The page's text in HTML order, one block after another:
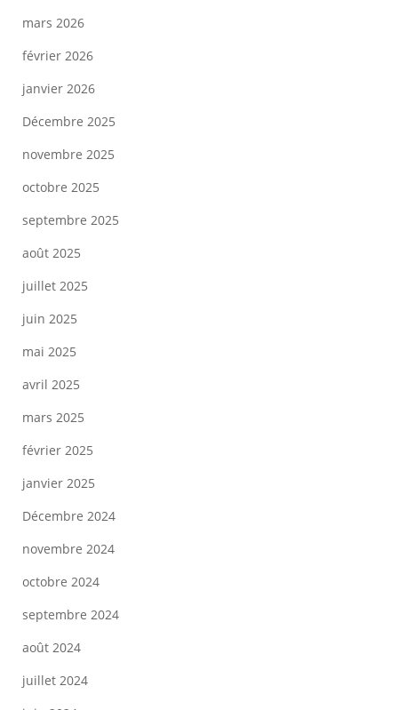
mars 2026
février 2026
janvier 2026
Décembre 2025
novembre 2025
octobre 2025
septembre 2025
août 2025
juillet 2025
juin 2025
mai 2025
avril 2025
mars 2025
février 2025
janvier 2025
Décembre 2024
novembre 2024
octobre 2024
septembre 2024
août 2024
juillet 2024